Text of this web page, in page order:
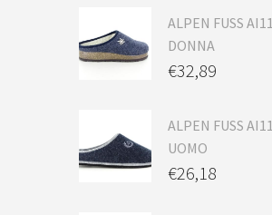
ALPEN FUSS
DONNA
€32,89
ALPEN FUSS
UOMO
€26,18